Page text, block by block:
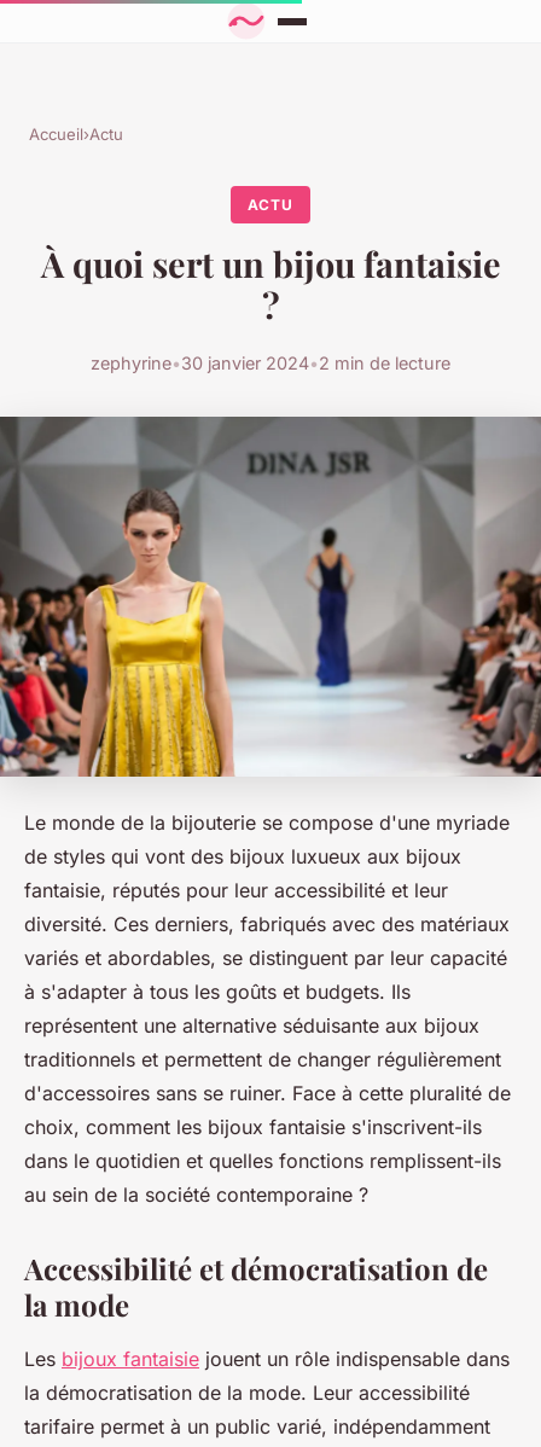
Accueil›Actu
ACTU
À quoi sert un bijou fantaisie
?
zephyrine•30 janvier 2024•2 min de lecture
Le monde de la bijouterie se compose d'une myriade
de styles qui vont des bijoux luxueux aux bijoux
fantaisie, réputés pour leur accessibilité et leur
diversité. Ces derniers, fabriqués avec des matériaux
variés et abordables, se distinguent par leur capacité
à s'adapter à tous les goûts et budgets. Ils
représentent une alternative séduisante aux bijoux
traditionnels et permettent de changer régulièrement
d'accessoires sans se ruiner. Face à cette pluralité de
choix, comment les bijoux fantaisie s'inscrivent-ils
dans le quotidien et quelles fonctions remplissent-ils
au sein de la société contemporaine ?
Accessibilité et démocratisation de
la mode
Les bijoux fantaisie jouent un rôle indispensable dans
la démocratisation de la mode. Leur accessibilité
tarifaire permet à un public varié, indépendamment